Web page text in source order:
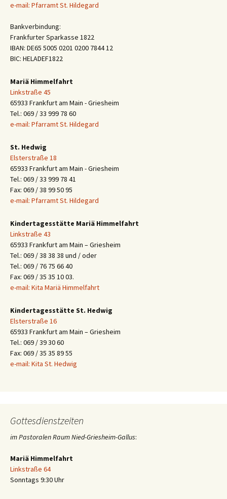
e-mail: Pfarramt St. Hildegard
Bankverbindung:
Frankfurter Sparkasse 1822
IBAN: DE65 5005 0201 0200 7844 12
BIC: HELADEF1822
Mariä Himmelfahrt
Linkstraße 45
65933 Frankfurt am Main - Griesheim
Tel.: 069 / 33 999 78 60
e-mail: Pfarramt St. Hildegard
St. Hedwig
Elsterstraße 18
65933 Frankfurt am Main - Griesheim
Tel.: 069 / 33 999 78 41
Fax: 069 / 38 99 50 95
e-mail: Pfarramt St. Hildegard
Kindertagesstätte Mariä Himmelfahrt
Linkstraße 43
65933 Frankfurt am Main – Griesheim
Tel.: 069 / 38 38 38 und / oder
Tel.: 069 / 76 75 66 40
Fax: 069 / 35 35 10 03.
e-mail: Kita Mariä Himmelfahrt
Kindertagesstätte St. Hedwig
Elsterstraße 16
65933 Frankfurt am Main – Griesheim
Tel.: 069 / 39 30 60
Fax: 069 / 35 35 89 55
e-mail: Kita St. Hedwig
Gottesdienstzeiten
im Pastoralen Raum Nied-Griesheim-Gallus:
Mariä Himmelfahrt
Linkstraße 64
Sonntags 9:30 Uhr